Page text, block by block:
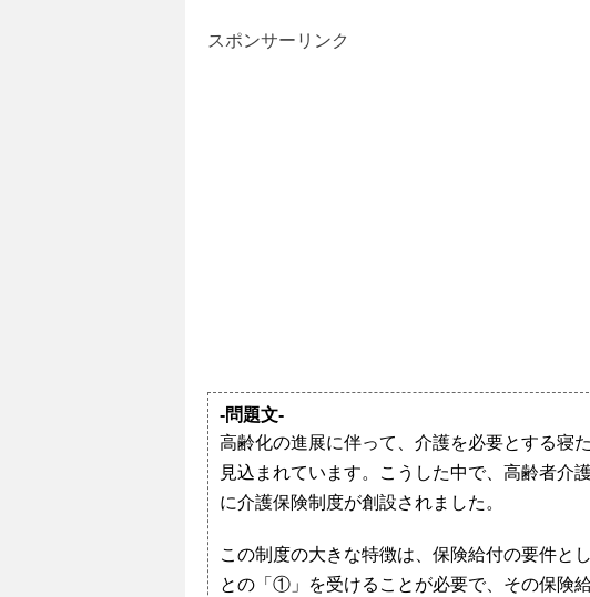
スポンサーリンク
-問題文-
高齢化の進展に伴って、介護を必要とする寝
見込まれています。こうした中で、高齢者介
に介護保険制度が創設されました。
この制度の大きな特徴は、保険給付の要件と
との「①」を受けることが必要で、その保険